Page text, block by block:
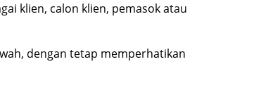
klien, calon klien, pemasok atau
dengan tetap memperhatikan